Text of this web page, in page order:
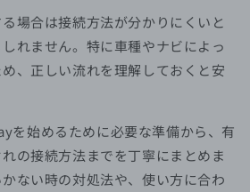
場合は接続方法が分かりにくいと
れません。特に車種やナビによっ
、正しい流れを理解しておくと安
を始めるために必要な準備から、有
の接続方法までを丁寧にまとめま
ない時の対処法や、使い方に合わ